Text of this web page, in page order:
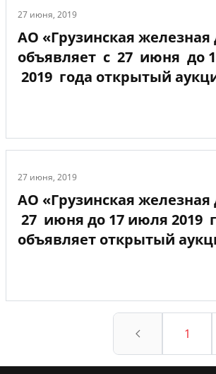
27 июня, 2019
АО «Грузинская железная
объявляет с 27 июня до
2019 года открытый
27 июня, 2019
АО «Грузинская железная
27 июня до 17 июля 2019
объявляет открытый
1